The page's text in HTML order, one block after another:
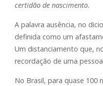
certidão de nascimento.
A palavra ausência, no
definida como um
Um distanciamento que,
recordação de uma
No Brasil, para quase 100